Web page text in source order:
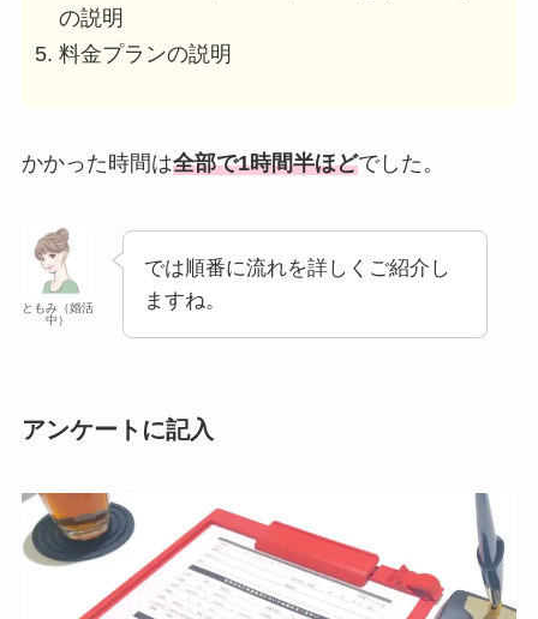
の説明
料金プランの説明
かかった時間は全部で1時間半ほどでした。
ともみ（婚活
中）
では順番に流れを詳しくご紹介し
ますね。
アンケートに記入